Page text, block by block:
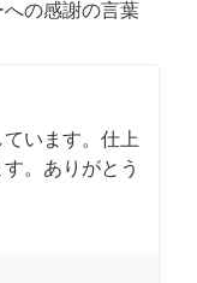
の感謝の言葉
います。仕上
。ありがとう